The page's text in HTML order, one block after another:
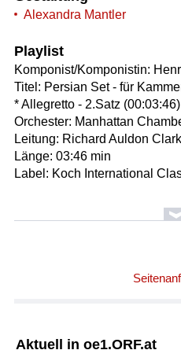
Alexandra Mantler
Playlist
Komponist/Komponistin:
Titel: Persian Set - für
* Allegretto - 2.Satz (00:03:46)
Orchester: Manhattan
Leitung: Richard Auldon Clark
Länge: 03:46 min
Label: Koch International
Aktuell in oe1.ORF.at